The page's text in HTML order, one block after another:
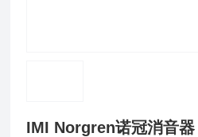
IMI Norgren诺冠消音器